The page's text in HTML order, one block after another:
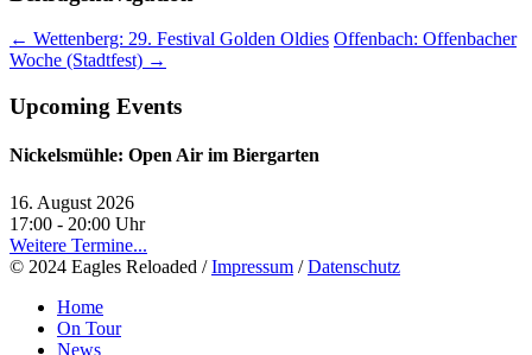
← Wettenberg: 29. Festival Golden Oldies Offenbach: Offenbacher
Woche (Stadtfest) →
Upcoming Events
Nickelsmühle: Open Air im Biergarten
16. August 2026
17:00 - 20:00 Uhr
Weitere Termine...
© 2024 Eagles Reloaded /Impressum /Datenschutz
Home
On Tour
News